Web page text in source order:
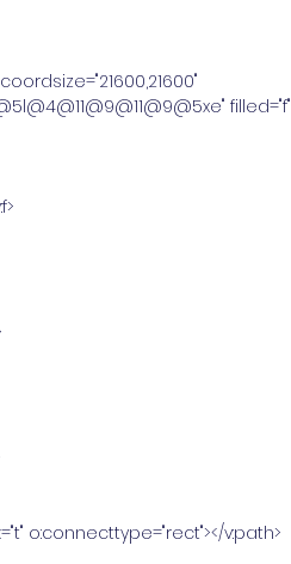
filled="f"
o:connecttype="rect"></v:path>